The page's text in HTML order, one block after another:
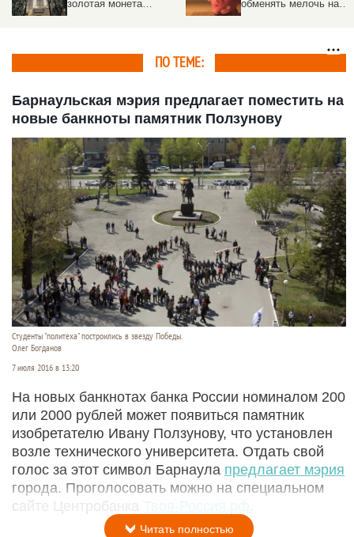
золотая монета
обменять мелочь на
ПО ТЕМЕ:
Барнаульская мэрия предлагает поместить на
новые банкноты памятник Ползунову
Студенты "политеха" построились в звезду Победы.
Олег Богданов
7 июля 2016 в 13:20
На новых банкнотах банка России номиналом 200
или 2000 рублей может появиться памятник
изобретателю Ивану Ползунову, что установлен
возле технического университета. Отдать свой
голос за этот символ Барнаула предлагает мэрия
города. Проголосовать можно на специальном
сайте Центробанка Твоя-Россия.рф
Читать полностью